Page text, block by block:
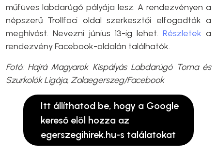
műfüves labdarúgó pályája lesz. A rendezvényen a
népszerű Trollfoci oldal szerkesztői elfogadták a
meghívást. Nevezni június 13-ig lehet. Részletek a
rendezvény Facebook-oldalán találhatók.
Fotó: Hajrá Magyarok Kispályás Labdarúgó Torna és
Szurkolók Ligája, Zalaegerszeg/Facebook
Itt állíthatod be, hogy a Google
kereső elöl hozza az
egerszegihirek.hu-s találatokat